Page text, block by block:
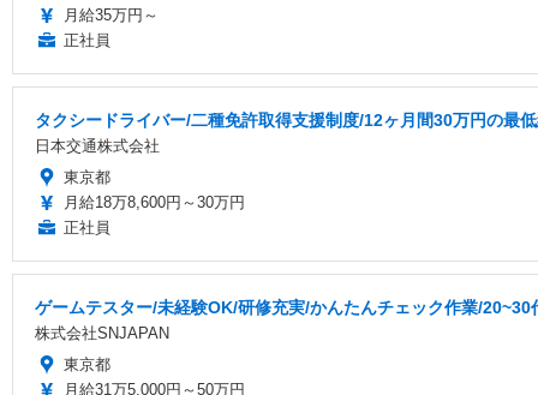
月給35万円～
正社員
タクシードライバー/二種免許取得支援制度/12ヶ月間30万円の最
日本交通株式会社
東京都
月給18万8,600円～30万円
正社員
ゲームテスター/未経験OK/研修充実/かんたんチェック作業/20~30
株式会社SNJAPAN
東京都
月給31万5,000円～50万円